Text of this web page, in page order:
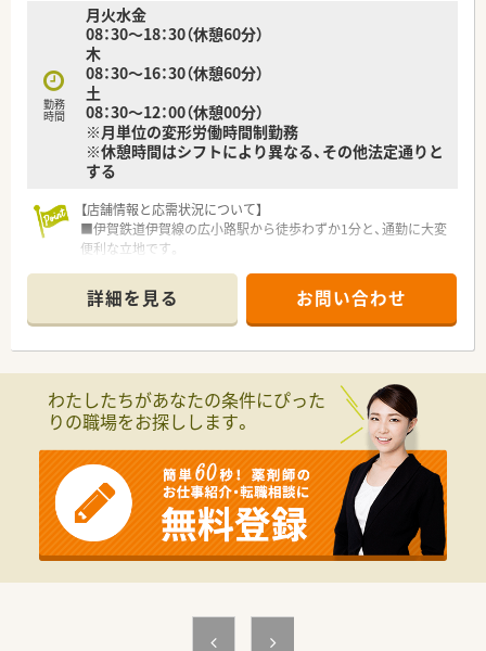
勤務
時間
月火水金
08：30～18：30（休憩60分）
木
08：30～16：30（休憩60分）
土
08：30～12：00（休憩00分）
※月単位の変形労働時間制勤務
※休憩時間はシフトにより異なる、その他法定通りと
する
【店舗情報と応需状況について】
■伊賀鉄道伊賀線の広小路駅から徒歩わずか1分と、通勤に大変
便利な立地です。
り、1日平均120～150枚の処方箋を応需しています。
■薬剤師は常時3～5名体制で、医療事務スタッフと協力しなが
ら業務を進めています。
■主な業務は、医療機関からの処方箋に基づく調剤業務、監査、
服薬指導となります。
■内科や心療内科、眼科など複数の診療科に対応するため、幅広
■保険調剤業務に加え、患者様の健康相談に応じたり、OTC販売
にも携わっていただきます。
【想定されるキャリアイメージ】
■薬剤師としての専門性を追求するスペシャリストの道が用意
されています。
■店舗運営や管理業務を経験し、会社運営の中枢に関わるゼネラ
■将来的に独立開業を目指す方のために、FC（フランチャイズ）
での独立支援制度も完備しています。
詳細を見る お問い合わせ
わたしたちがあなたの条件にぴった
りの職場をお探しします。